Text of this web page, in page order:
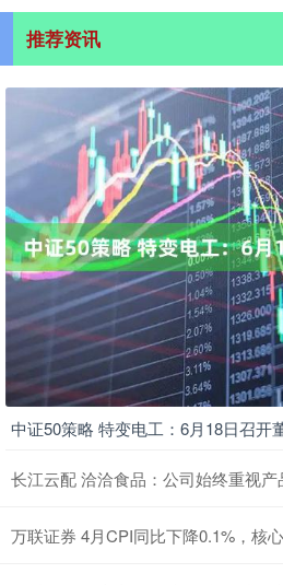
推荐资讯
中证50策略 特变电工：6月18日召开
长江云配 洽洽食品：公司始终重视
万联证券 4月CPI同比下降0.1%，核